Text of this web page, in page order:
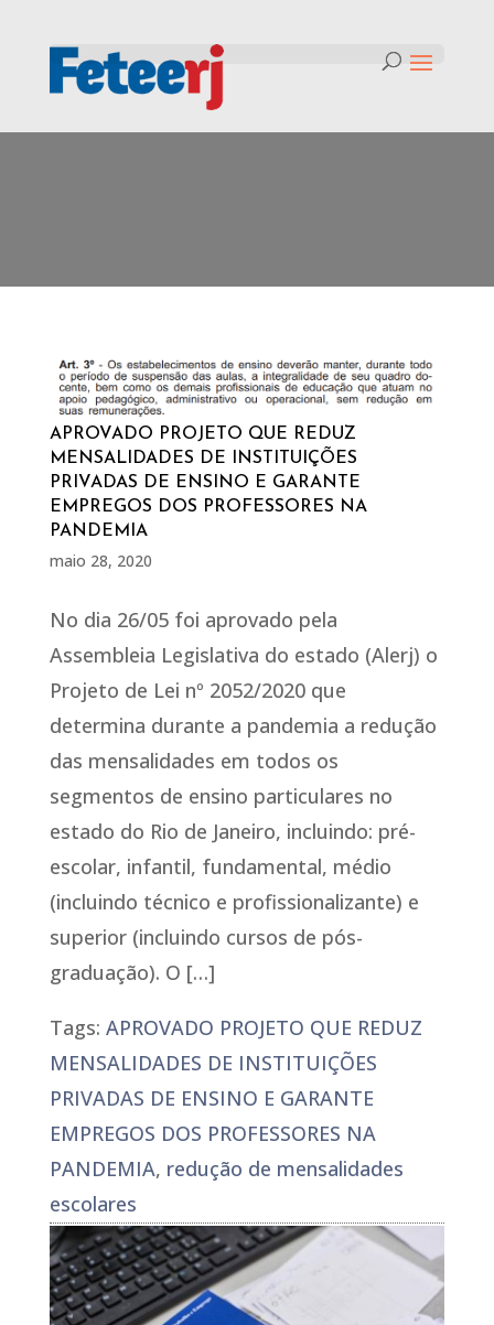
APROVADO PROJETO QUE REDUZ
MENSALIDADES DE INSTITUIÇÕES
PRIVADAS DE ENSINO E GARANTE
EMPREGOS DOS PROFESSORES NA
PANDEMIA
maio 28, 2020
No dia 26/05 foi aprovado pela
Assembleia Legislativa do estado (Alerj) o
Projeto de Lei nº 2052/2020 que
determina durante a pandemia a redução
das mensalidades em todos os
segmentos de ensino particulares no
estado do Rio de Janeiro, incluindo: pré-
escolar, infantil, fundamental, médio
(incluindo técnico e profissionalizante) e
superior (incluindo cursos de pós-
graduação). O […]
Tags: APROVADO PROJETO QUE REDUZ
MENSALIDADES DE INSTITUIÇÕES
PRIVADAS DE ENSINO E GARANTE
EMPREGOS DOS PROFESSORES NA
PANDEMIA, redução de mensalidades
escolares